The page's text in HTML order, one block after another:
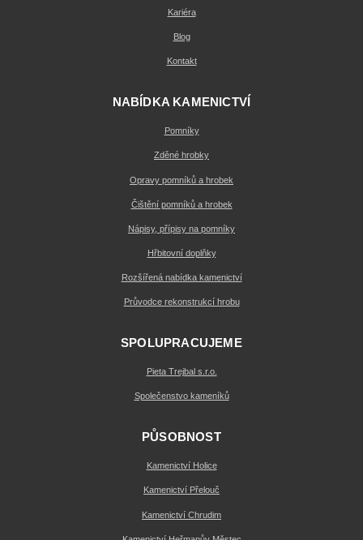
Kariéra
Blog
Kontakt
NABÍDKA KAMENICTVÍ
Pomníky
Zděné hrobky
Opravy pomníků a hrobek
Čištění pomníků a hrobek
Nápisy, přípisy na pomníky
Hřbitovní doplňky
Rozšířená nabídka kamenictví
Průvodce rekonstrukcí hrobu
SPOLUPRACUJEME
Pieta Trejbal s.r.o.
Společenstvo kameníků
PŮSOBNOST
Kamenictví Holice
Kamenictví Přelouč
Kamenictví Chrudim